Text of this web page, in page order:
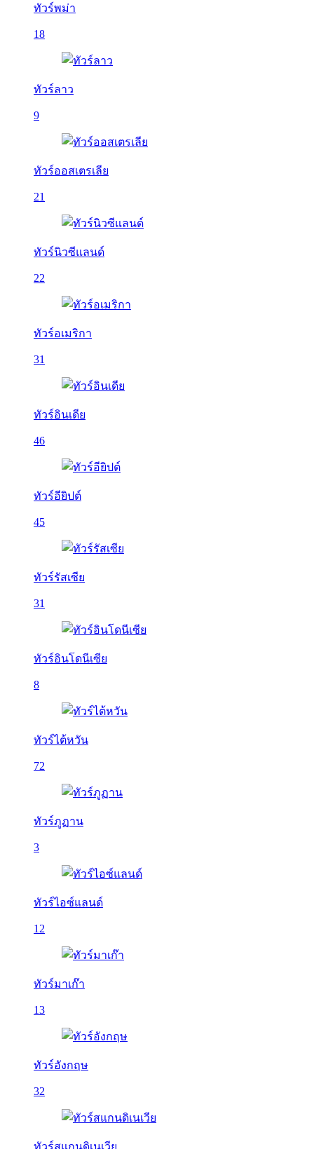
ทัวร์พม่า
18
ทัวร์ลาว
9
ทัวร์ออสเตรเลีย
21
ทัวร์นิวซีแลนด์
22
ทัวร์อเมริกา
31
ทัวร์อินเดีย
46
ทัวร์อียิปต์
45
ทัวร์รัสเซีย
31
ทัวร์อินโดนีเซีย
8
ทัวร์ไต้หวัน
72
ทัวร์ภูฏาน
3
ทัวร์ไอซ์แลนด์
12
ทัวร์มาเก๊า
13
ทัวร์อังกฤษ
32
ทัวร์สแกนดิเนเวีย